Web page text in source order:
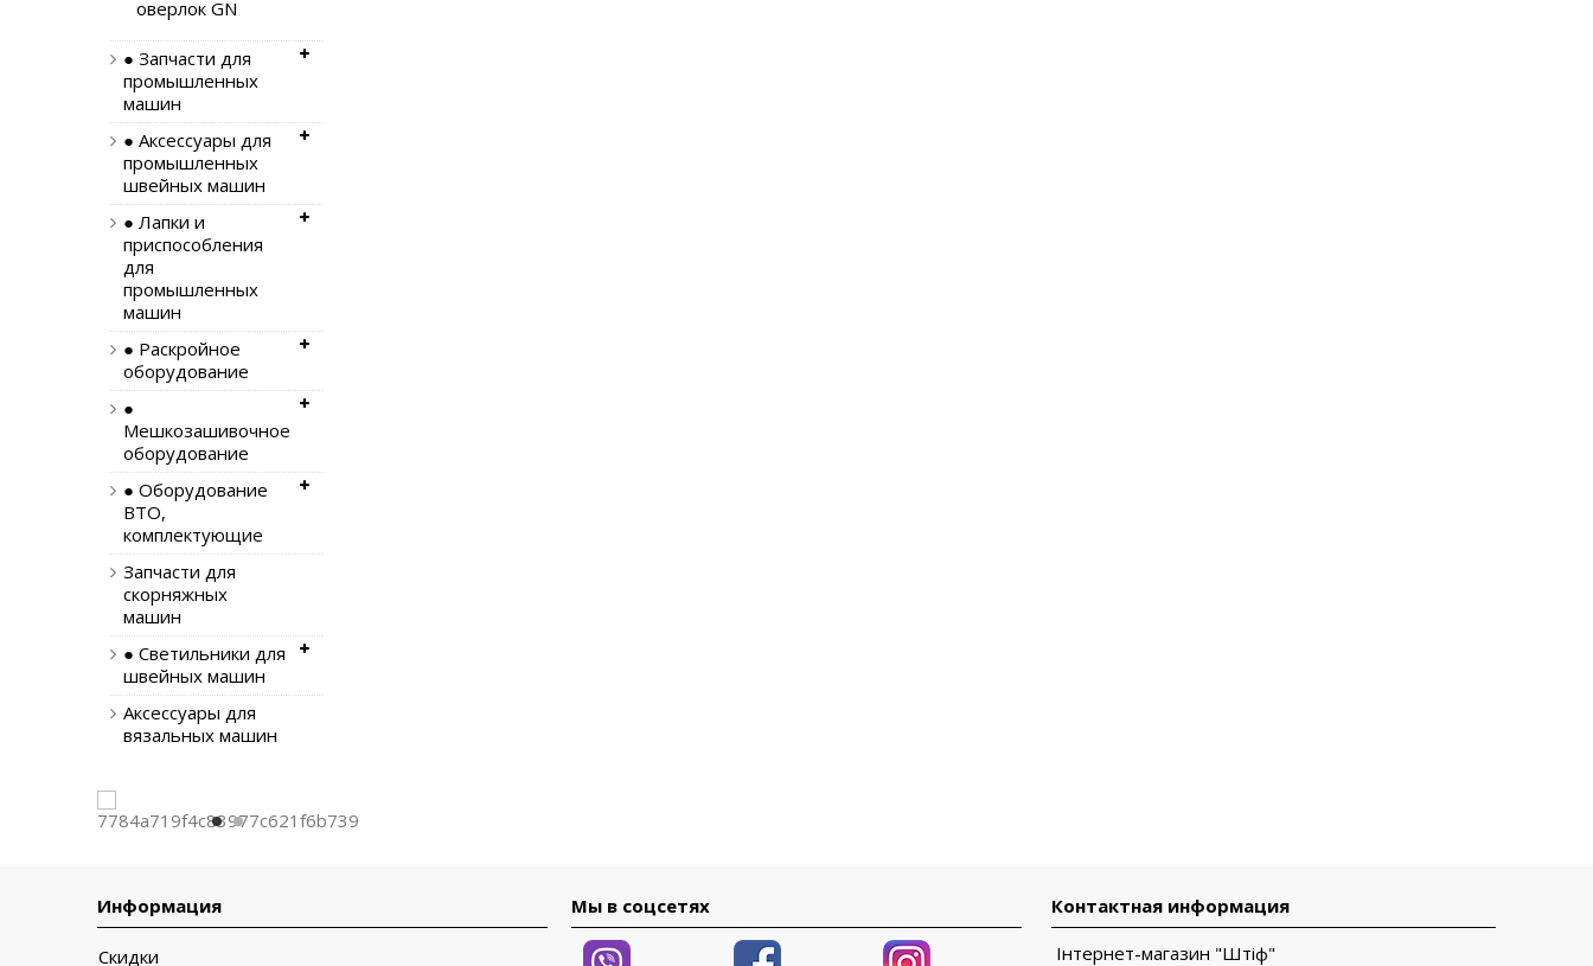
оверлок GN
● Запчасти для
промышленных
машин
● Аксессуары для
промышленных
швейных машин
● Лапки и
приспособления
для
промышленных
машин
● Раскройное
оборудование
●
Мешкозашивочное
оборудование
● Оборудование
ВТО,
комплектующие
Запчасти для
скорняжных
машин
● Светильники для
швейных машин
Аксессуары для
вязальных машин
Информация
Скидки
Мы в соцсетях
Контактная информация
Інтернет-магазин "Штіф"